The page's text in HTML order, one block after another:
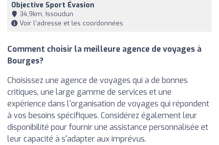
Objective Sport Évasion
34,9km, Issoudun
Voir l'adresse et les coordonnées
Comment choisir la meilleure agence de voyages à
Bourges?
Choisissez une agence de voyages qui a de bonnes
critiques, une large gamme de services et une
expérience dans l'organisation de voyages qui répondent
à vos besoins spécifiques. Considérez également leur
disponibilité pour fournir une assistance personnalisée et
leur capacité à s'adapter aux imprévus.